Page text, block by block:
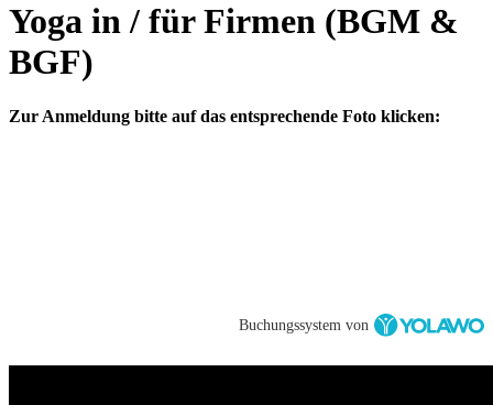
Yoga in / für Firmen (BGM &
BGF)
Zur Anmeldung bitte auf das entsprechende Foto klicken:
Buchungssystem von